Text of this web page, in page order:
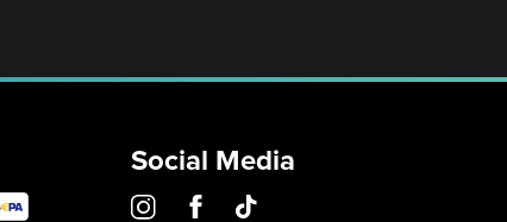
Social Media